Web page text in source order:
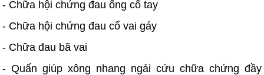
- Chữa hội chứng đau ống cổ tay
- Chữa hội chứng đau cổ vai gáy
- Chữa đau bã vai
- Quấn giúp xông nhang ngải cứu chữa chứng đầy